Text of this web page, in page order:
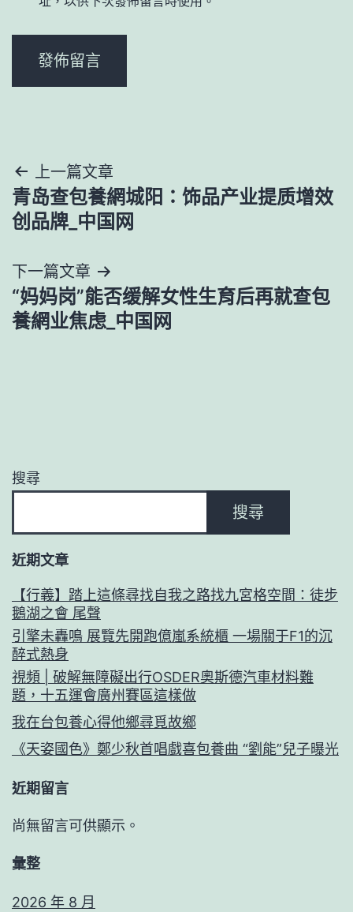
文
章
覽
上一篇文章
青岛查包養網城阳：饰品产业提质增效
创品牌_中国网
下一篇文章
“妈妈岗”能否缓解女性生育后再就查包
養網业焦虑_中国网
搜尋
搜尋
近期文章
【行義】踏上這條尋找自我之路找九宮格空間：徒步
鵝湖之會 尾聲
引擎未轟鳴 展覽先開跑億嵐系統櫃 一場關于F1的沉
醉式熱身
視頻 | 破解無障礙出行OSDER奧斯德汽車材料難
題，十五運會廣州賽區這樣做
我在台包養心得他鄉尋覓故鄉
《天姿國色》鄭少秋首唱戲喜包養曲 “劉能”兒子曝光
近期留言
尚無留言可供顯示。
彙整
2026 年 8 月